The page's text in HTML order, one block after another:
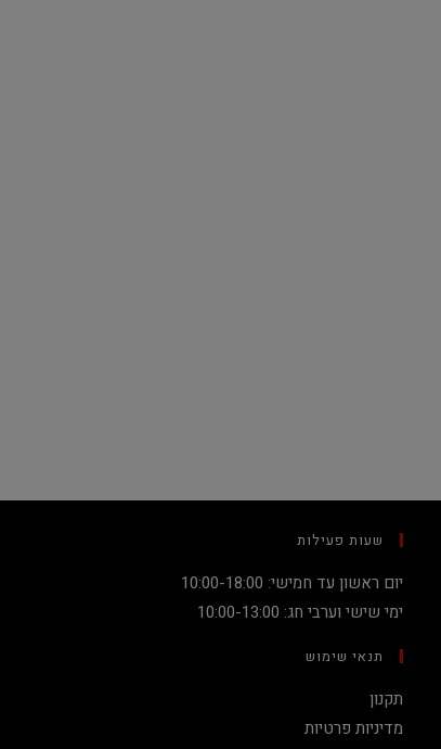
שעות פעילות
יום ראשון עד חמישי: 10:00-18:00
ימי שישי וערבי חג: 10:00-13:00
תנאי שימוש
תקנון
מדיניות פרטיות